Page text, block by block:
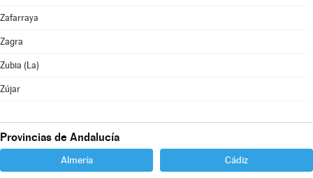
Zafarraya
Zagra
Zubia (La)
Zújar
Provincias de Andalucía
Almería Cádiz